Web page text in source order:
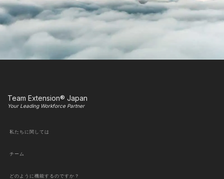
Team Extension® Japan
Your Leading Workforce Partner
私たちに関しては
チーム
どのように機能するのですか？